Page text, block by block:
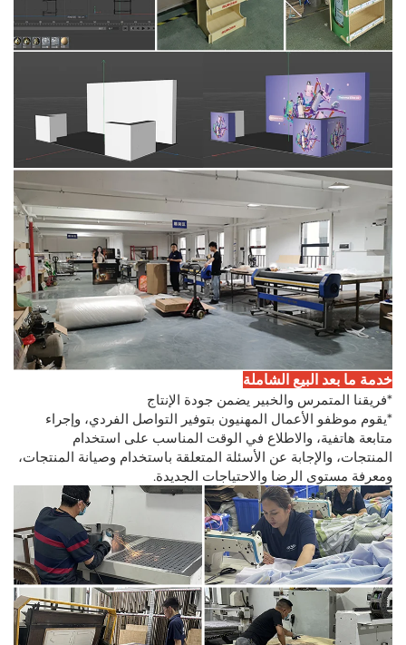
خدمة ما بعد البيع الشاملة
*فريقنا المتمرس والخبير يضمن جودة الإنتاج
*يقوم موظفو الأعمال المهنيون بتوفير التواصل الفردي، وإجراء
متابعة هاتفية، والاطلاع في الوقت المناسب على استخدام
المنتجات، والإجابة عن الأسئلة المتعلقة باستخدام وصيانة المنتجات،
ومعرفة مستوى الرضا والاحتياجات الجديدة.